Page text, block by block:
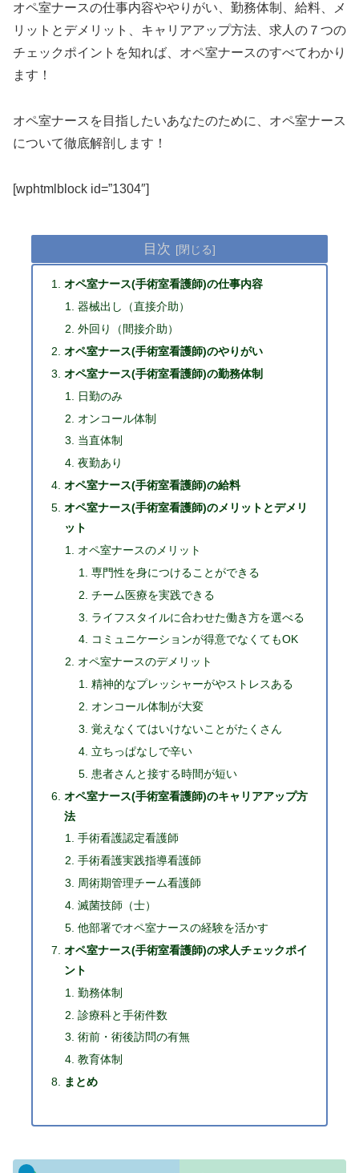
オペ室ナースの仕事内容ややりがい、勤務体制、給料、メ
リットとデメリット、キャリアアップ方法、求人の７つの
チェックポイントを知れば、オペ室ナースのすべてわかり
ます！
オペ室ナースを目指したいあなたのために、オペ室ナース
について徹底解剖します！
[wphtmlblock id=”1304″]
目次
オペ室ナース(手術室看護師)の仕事内容
器械出し（直接介助）
外回り（間接介助）
オペ室ナース(手術室看護師)のやりがい
オペ室ナース(手術室看護師)の勤務体制
日勤のみ
オンコール体制
当直体制
夜勤あり
オペ室ナース(手術室看護師)の給料
オペ室ナース(手術室看護師)のメリットとデメリ
ット
オペ室ナースのメリット
専門性を身につけることができる
チーム医療を実践できる
ライフスタイルに合わせた働き方を選べる
コミュニケーションが得意でなくてもOK
オペ室ナースのデメリット
精神的なプレッシャーがやストレスある
オンコール体制が大変
覚えなくてはいけないことがたくさん
立ちっぱなしで辛い
患者さんと接する時間が短い
オペ室ナース(手術室看護師)のキャリアアップ方
法
手術看護認定看護師
手術看護実践指導看護師
周術期管理チーム看護師
滅菌技師（士）
他部署でオペ室ナースの経験を活かす
オペ室ナース(手術室看護師)の求人チェックポイ
ント
勤務体制
診療科と手術件数
術前・術後訪問の有無
教育体制
まとめ